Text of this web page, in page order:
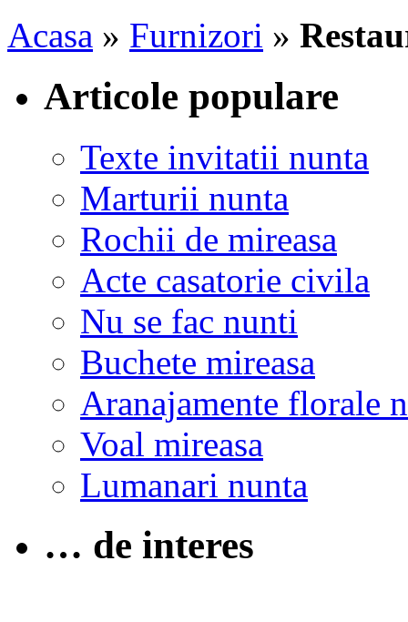
Acasa » Furnizori »
Articole populare
Texte invitatii nunta
Marturii nunta
Rochii de mireasa
Acte casatorie civila
Nu se fac nunti
Buchete mireasa
Aranajamente florale
Voal mireasa
Lumanari nunta
… de interes